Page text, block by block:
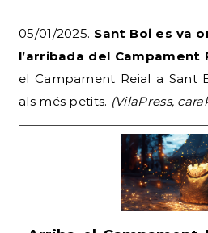
05/01/2025. Sant Boi es va
l’arribada del Campament
el Campament Reial a Sant
als més petits. (VilaPress,